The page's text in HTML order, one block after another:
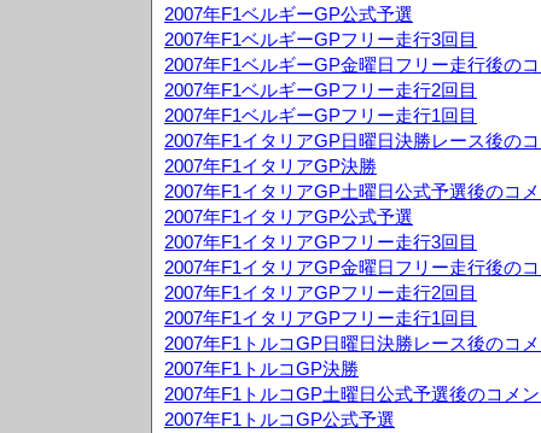
2007年F1ベルギーGP公式予選
2007年F1ベルギーGPフリー走行3回目
2007年F1ベルギーGP金曜日フリー走行後の
2007年F1ベルギーGPフリー走行2回目
2007年F1ベルギーGPフリー走行1回目
2007年F1イタリアGP日曜日決勝レース後の
2007年F1イタリアGP決勝
2007年F1イタリアGP土曜日公式予選後のコ
2007年F1イタリアGP公式予選
2007年F1イタリアGPフリー走行3回目
2007年F1イタリアGP金曜日フリー走行後の
2007年F1イタリアGPフリー走行2回目
2007年F1イタリアGPフリー走行1回目
2007年F1トルコGP日曜日決勝レース後のコ
2007年F1トルコGP決勝
2007年F1トルコGP土曜日公式予選後のコメ
2007年F1トルコGP公式予選